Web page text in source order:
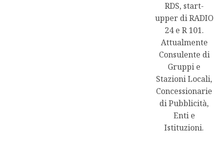
RDS, start-
upper di RADIO
24 e R 101.
Attualmente
Consulente di
Gruppi e
Stazioni Locali,
Concessionarie
di Pubblicità,
Enti e
Istituzioni.